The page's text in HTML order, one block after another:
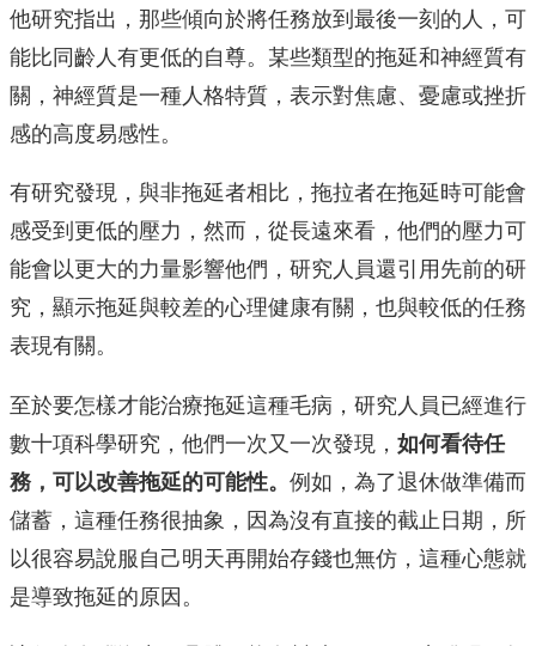
他研究指出，那些傾向於將任務放到最後一刻的人，可
能比同齡人有更低的自尊。某些類型的拖延和神經質有
關，神經質是一種人格特質，表示對焦慮、憂慮或挫折
感的高度易感性。
有研究發現，與非拖延者相比，拖拉者在拖延時可能會
感受到更低的壓力，然而，從長遠來看，他們的壓力可
能會以更大的力量影響他們，研究人員還引用先前的研
究，顯示拖延與較差的心理健康有關，也與較低的任務
表現有關。
至於要怎樣才能治療拖延這種毛病，研究人員已經進行
數十項科學研究，他們一次又一次發現， 如何看待任
務，可以改善拖延的可能性。 例如，為了退休做準備而
儲蓄，這種任務很抽象，因為沒有直接的截止日期，所
以很容易說服自己明天再開始存錢也無仿，這種心態就
是導致拖延的原因。